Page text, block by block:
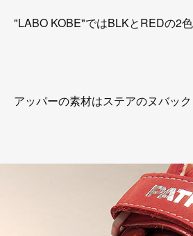
"LABO KOBE"ではBLKとREDの2色
アッパーの素材はステアのヌバッ